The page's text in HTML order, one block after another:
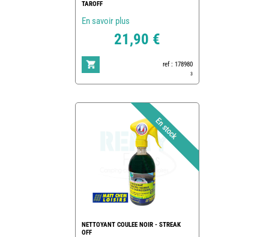
TAROFF
En savoir plus
21,90 €
ref : 178980
3
NETTOYANT COULEE NOIR - STREAK
OFF